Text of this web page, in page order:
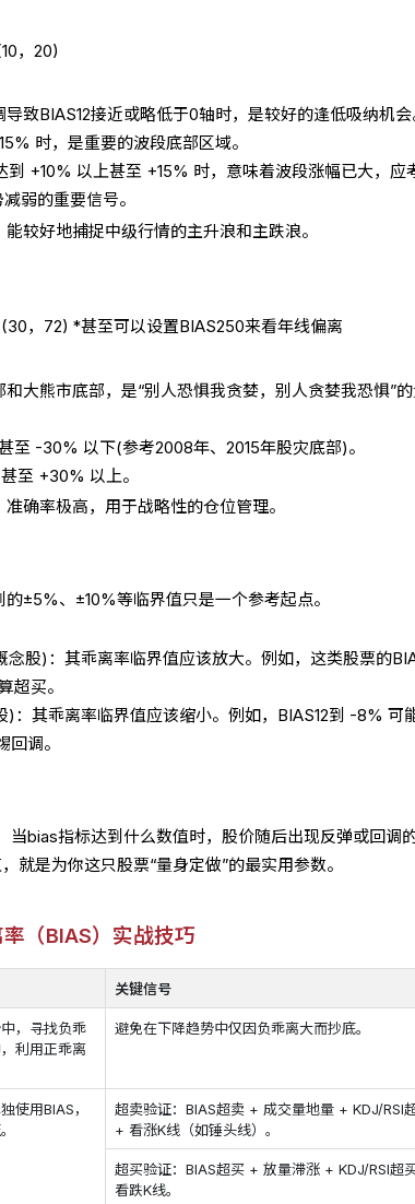
，20)
致BIAS12接近或略低于0轴时，是较好的逢低吸纳机
时，是重要的波段底部区域。
+10% 以上甚至 +15% 时，意味着波段涨幅已大，应
弱的重要信号。
较好地捕捉中级行情的主升浪和主跌浪。
，72) *甚至可以设置BIAS250来看年线偏离
大熊市底部，是“别人恐惧我贪婪，别人贪婪我恐惧”
-30% 以下(参考2008年、2015年股灾底部)。
至 +30% 以上。
确率极高，用于战略性的仓位管理。
±5%、±10%等临界值只是一个参考起点。
股)：其乖离率临界值应该放大。例如，这类股票的
超买。
：其乖离率临界值应该缩小。例如，BIAS12到 -8% 可
调。
当bias指标达到什么数值时，股价随后出现反弹或回调
就是为你这只股票“量身定做”的最实用参数。
（BIAS） 实战技巧
关键信号
，寻找负乖
利用正乖离
避免在下降趋势中仅因负乖离大而抄底。
使用BIAS，
超卖验证：BIAS超卖 + 成交量地量 + KDJ/RSI
+ 看涨K线（如锤头线）。
超买验证：BIAS超买 + 放量滞涨 + KDJ/RSI超
看跌K线。